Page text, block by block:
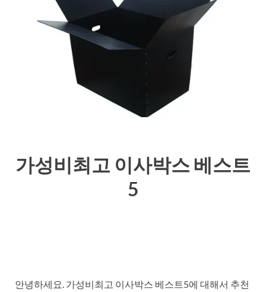
가성비최고 이사박스 베스트
5
안녕하세요. 가성비최고 이사박스 베스트5에 대해서 추천